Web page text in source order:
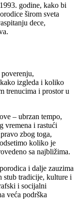
godine, kako bi
širom sveta
dece,
izgleda i koliko
trenucima i prostor u
– ubrzan tempo,
vremena i rastući
zbog toga,
koliko je
sa najbližima.
i dalje zauzima
stub tradicije, kulture i
i socijalni
veća podrška